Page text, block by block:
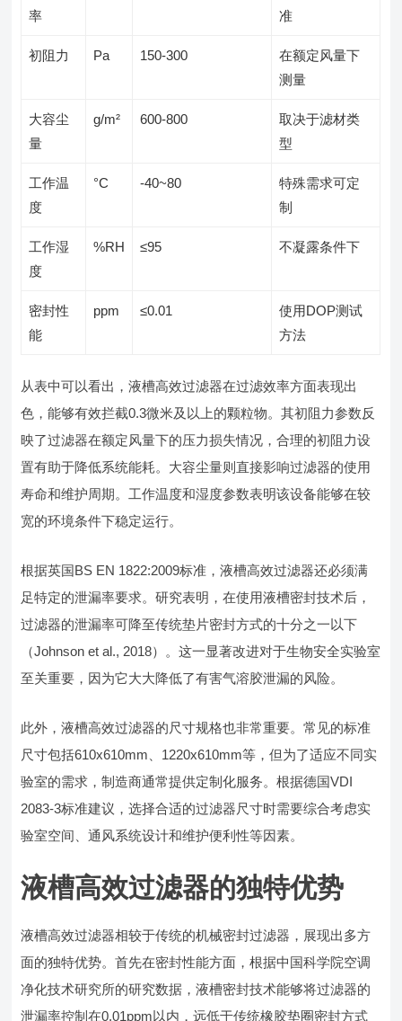
率
准
初阻力 Pa 150-300
在额定风量下
测量
大容尘
量
g/m² 600-800
取决于滤材类
型
工作温
度
°C -40~80
特殊需求可定
制
工作湿
度
%RH ≤95 不凝露条件下
密封性
能
ppm ≤0.01
使用DOP测试
方法
从表中可以看出，液槽高效过滤器在过滤效率方面表现出
色，能够有效拦截0.3微米及以上的颗粒物。其初阻力参数反
映了过滤器在额定风量下的压力损失情况，合理的初阻力设
置有助于降低系统能耗。大容尘量则直接影响过滤器的使用
寿命和维护周期。工作温度和湿度参数表明该设备能够在较
宽的环境条件下稳定运行。
根据英国BS EN 1822:2009标准，液槽高效过滤器还必须满
足特定的泄漏率要求。研究表明，在使用液槽密封技术后，
过滤器的泄漏率可降至传统垫片密封方式的十分之一以下
（Johnson et al., 2018）。这一显著改进对于生物安全实验室
至关重要，因为它大大降低了有害气溶胶泄漏的风险。
此外，液槽高效过滤器的尺寸规格也非常重要。常见的标准
尺寸包括610x610mm、1220x610mm等，但为了适应不同实
验室的需求，制造商通常提供定制化服务。根据德国VDI
2083-3标准建议，选择合适的过滤器尺寸时需要综合考虑实
验室空间、通风系统设计和维护便利性等因素。
液槽高效过滤器的独特优势
液槽高效过滤器相较于传统的机械密封过滤器，展现出多方
面的独特优势。首先在密封性能方面，根据中国科学院空调
净化技术研究所的研究数据，液槽密封技术能够将过滤器的
泄漏率控制在0.01ppm以内，远低于传统橡胶垫圈密封方式